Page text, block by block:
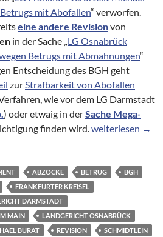
mit Abofallen“ verworfen.
eine andere Revisionvon
in der Sache „LG Osnabrück
Betrugs mit Abmahnungen“
Entscheidung des BGH geht
zurStrafbarkeit von Abofallen
wie vor dem LG Darmstadt
) oder etwaig in derSache Mega-
finden wird.BGH bestätigt
weiterlesen →
ABZOCKE BETRUG
BGH
FRANKFURTER KREISEL
DARMSTADT
MAIN
LANDGERICHT OSNABRÜCK
BURAT REVISION SCHMIDTLEIN